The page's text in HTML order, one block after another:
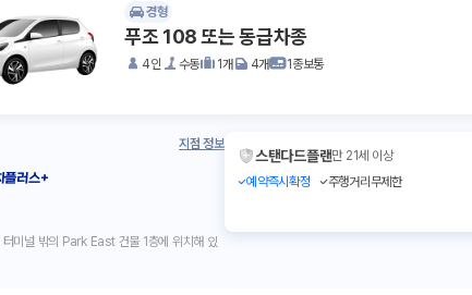
경형
푸조 108 또는 동급차종
4인 수동 1개 4개
1종보통
지점 정보
플러스+
터미널 밖의 Park East 건물 1층에 위치해 있
스탠다드플랜만 21세 이상
예약즉시확정
주행거리무제한